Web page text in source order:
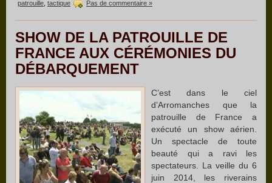
patrouille tactique Pas de commentaire »
SHOW DE LA PATROUILLE DE
FRANCE AUX CÉRÉMONIES DU
DÉBARQUEMENT
C’est dans le ciel
d’Arromanches que la
patrouille de France a
exécuté un show aérien.
Un spectacle de toute
beauté qui a ravi les
spectateurs. La veille du 6
juin 2014, les riverains